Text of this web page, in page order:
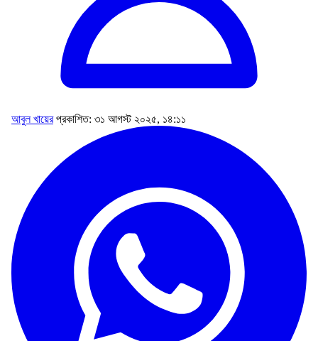
আবুল খায়ের প্রকাশিত: ৩১ আগস্ট ২০২৫, ১৪:১১